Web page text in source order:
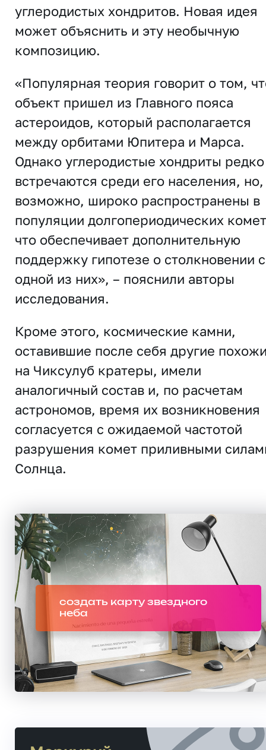
углеродистых хондритов. Новая идея
может объяснить и эту необычную
композицию.
«Популярная теория говорит о том,
объект пришел из Главного пояса
астероидов, который располагается
между орбитами Юпитера и Марса.
Однако углеродистые хондриты редко
встречаются среди его населения, но,
возможно, широко распространены в
популяции долгопериодических
что обеспечивает дополнительную
поддержку гипотезе о столкновении с
одной из них», – пояснили авторы
исследования.
Кроме этого, космические камни,
оставившие после себя другие
на Чиксулуб кратеры, имели
аналогичный состав и, по расчетам
астрономов, время их возникновения
согласуется с ожидаемой частотой
разрушения комет приливными
Солнца.
создать карту звездного
неба